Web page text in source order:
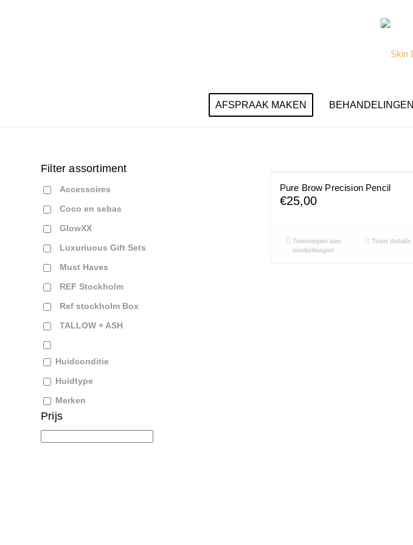
AFSPRAAK MAKEN BEHANDELINGEN
Pure Brow Precision Pencil
€25,00
Toevoegen aan
winkelwagen
Toon details
Filter assortiment
Accessoires
Coco en sebas
GlowXX
Luxuriuous Gift Sets
Must Haves
REF Stockholm
Ref stockholm Box
TALLOW + ASH
Huidconditie
Huidtype
Merken
Prijs